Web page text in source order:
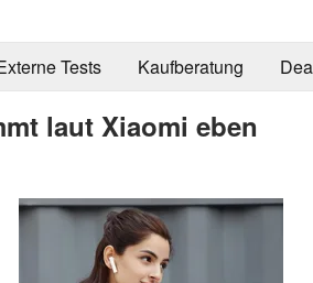
Tests Kaufberatung
laut Xiaomi eben